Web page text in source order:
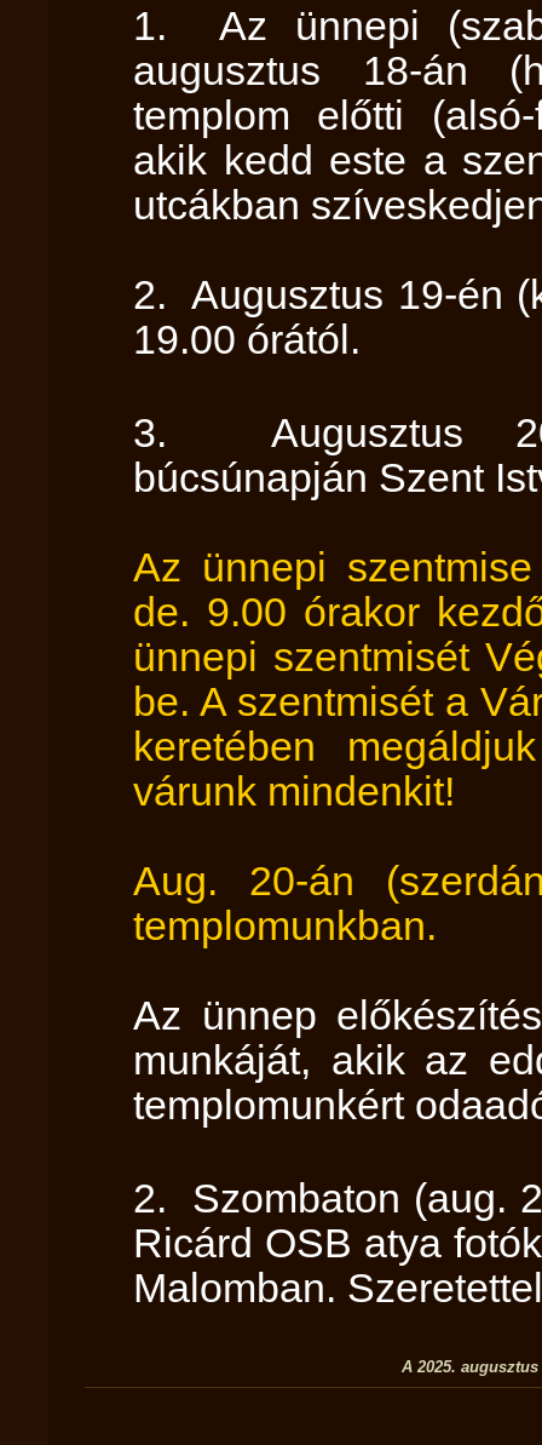
1. Az ünnepi
augusztus 18-án
templom előtti
akik kedd este a
utcákban
2. Augusztus 19-én
19.00 órától.
3. Augusztus
búcsúnapján Szent
Az ünnepi
de. 9.00 órakor
ünnepi szentmisét
be. A szentmisét a
keretében
várunk mindenkit!
Aug. 20-án
templomunkban.
Az ünnep
munkáját, akik az
templomunkért
2. Szombaton (aug.
Ricárd OSB atya
Malomban.
A 2025.